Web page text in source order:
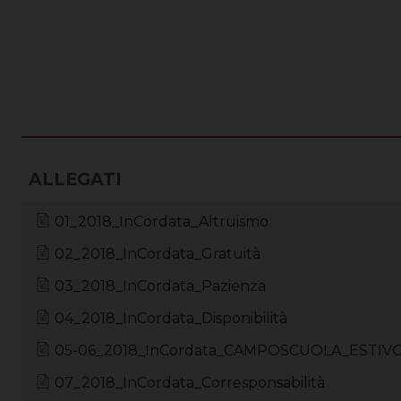
01_2018_InCordata_Altruismo
02_2018_InCordata_Gratuità
03_2018_InCordata_Pazienza
04_2018_InCordata_Disponibilità
05-
07_2018_InCordata_Corresponsabilità